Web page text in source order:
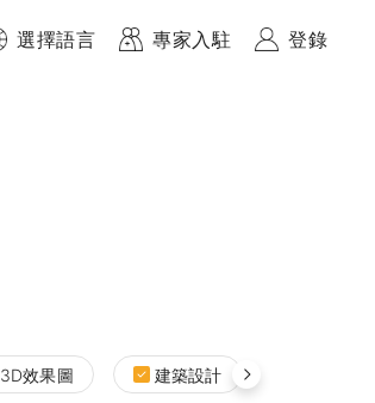
選擇語言 專家入駐 登錄
3D效果圖 建築設計